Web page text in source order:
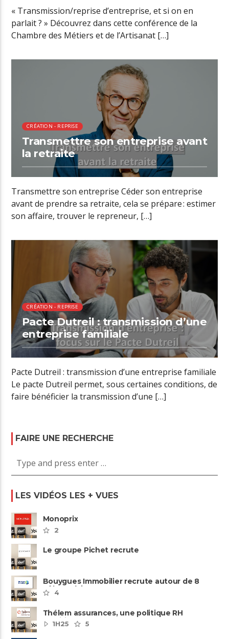
« Transmission/reprise d’entreprise, et si on en
parlait ? » Découvrez dans cette conférence de la
Chambre des Métiers et de l’Artisanat […]
CRÉATION - REPRISE
Transmettre son entreprise avant
la retraite
Transmettre son entreprise Céder son entreprise
avant de prendre sa retraite, cela se prépare : estimer
son affaire, trouver le repreneur, […]
00:30 READ TIME
CRÉATION - REPRISE
Pacte Dutreil : transmission d’une
entreprise familiale
Pacte Dutreil : transmission d’une entreprise familiale
Le pacte Dutreil permet, sous certaines conditions, de
faire bénéficier la transmission d’une […]
FAIRE UNE RECHERCHE
LES VIDÉOS LES + VUES
Monoprix
2
Le groupe Pichet recrute
Bouygues Immobilier recrute autour de 8
pôles métiers
4
Thélem assurances, une politique RH
ambitieuse
1H25 5